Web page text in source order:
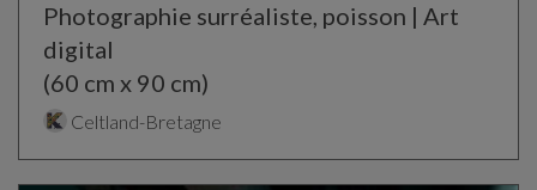
Photographie surréaliste, poisson | Art
digital
(60 cm x 90 cm)
Celtland-Bretagne